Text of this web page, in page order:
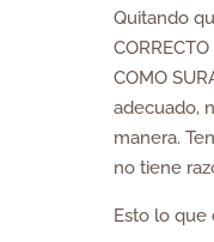
Quitando
COMO
adecuado,
manera.
no tiene
Esto lo que